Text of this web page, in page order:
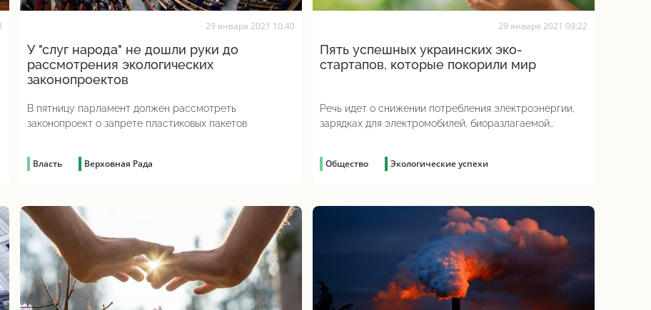
29 января 2021 10:40
У "слуг народа" не дошли руки до
рассмотрения экологических
законопроектов
В пятницу парламент должен рассмотреть
законопроект о запрете пластиковых пакетов
Власть Верховная Рада
29 января 2021 09:22
Пять успешных украинских эко-
стартапов, которые покорили мир
Речь идет о снижении потребления электроэнергии,
зарядках для электромобилей, биоразлагаемой
Общество Экологические успехи